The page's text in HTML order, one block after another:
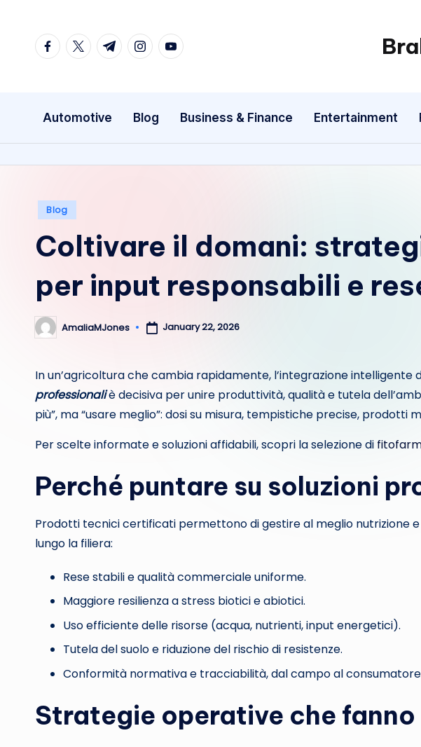
facebook.com
twitter.com
t.me instagram.com
youtube.com
Automotive Blog Business & Finance Entertainment
Posted
Blog
Coltivare il domani:
per input responsabili e
Posted
by
AmaliaMJones January 22, 2026
In un’agricoltura che cambia rapidamente, l’integrazione intelligente
professionaliè decisiva per unire produttività, qualità e tutela
più”, ma “usare meglio”: dosi su misura, tempistiche precise, prodotti
Per scelte informate e soluzioni affidabili, scopri la selezione di
Perché puntare su soluzioni
Prodotti tecnici certificati permettono di gestire al meglio nutrizione
lungo la filiera:
Rese stabili e qualità commerciale uniforme.
Maggiore resilienza a stress biotici e abiotici.
Uso efficiente delle risorse (acqua, nutrienti, input energetici).
Tutela del suolo e riduzione del rischio di resistenze.
Conformità normativa e tracciabilità, dal campo al
Strategie operative che